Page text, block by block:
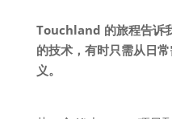
Touchland 的旅程告诉
的技术，有时只需从日
义。